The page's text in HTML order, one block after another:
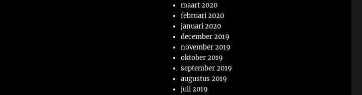
maart 2020
februari 2020
januari 2020
december 2019
november 2019
oktober 2019
september 2019
augustus 2019
juli 2019